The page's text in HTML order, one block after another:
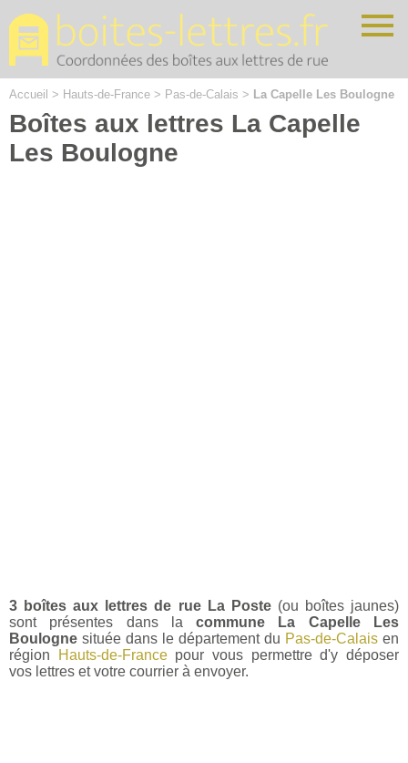
Accueil > Hauts-de-France > Pas-de-Calais > La Capelle Les Boulogne
Boîtes aux lettres La Capelle
Les Boulogne
3 boîtes aux lettres de rue La Poste(ou boîtes jaunes)
sont présentes dans lacommune La Capelle Les
Boulogne située dans le département du Pas-de-Calais en
région
Hauts-de-Francepour vous permettre d'y déposer
vos lettres et votre courrier à envoyer.